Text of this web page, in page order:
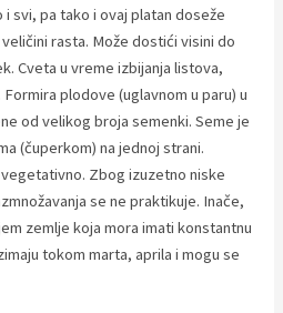
i svi, pa tako i ovaj platan doseže
rasta. Može dostići visini do
Cveta u vreme izbijanja listova,
plodove (uglavnom u paru) u
od velikog broja semenki. Seme je
(čuperkom) na jednoj strani.
Zbog izuzetno niske
se ne praktikuje. Inače,
zemlje koja mora imati konstantnu
tokom marta, aprila i mogu se